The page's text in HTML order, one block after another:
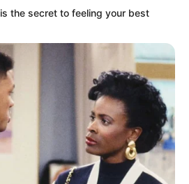
plataformas:
Los memes y
con el momento exacto
e Instagram,
el nombre de la
en la principal tendencia
the secret to feeling your best